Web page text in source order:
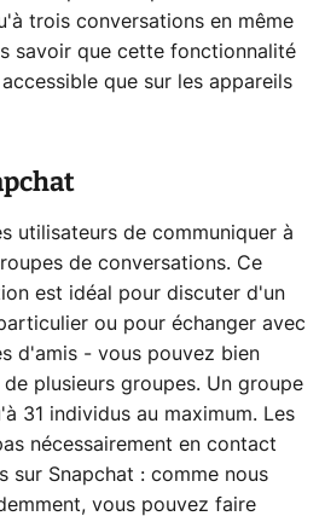
trois conversations en même
savoir que cette fonctionnalité
que sur les appareils
utilisateurs de communiquer à
de conversations. Ce
est idéal pour discuter d'un
ou pour échanger avec
d'amis - vous pouvez bien
plusieurs groupes. Un groupe
31 individus au maximum. Les
nécessairement en contact
sur Snapchat : comme nous
vous pouvez faire